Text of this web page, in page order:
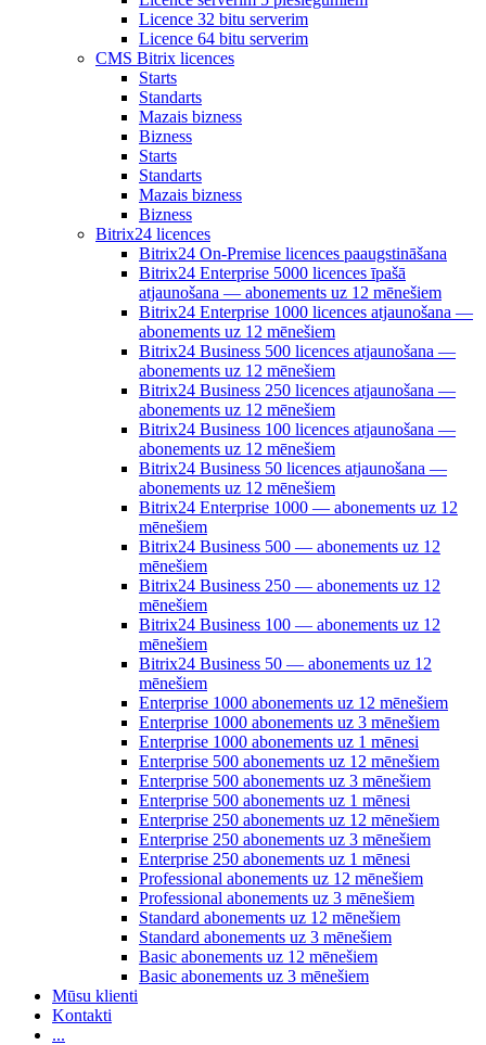
Licence 32 bitu serverim
Licence 64 bitu serverim
CMS Bitrix licences
Starts
Standarts
Mazais bizness
Bizness
Starts
Standarts
Mazais bizness
Bizness
Bitrix24 licences
Bitrix24 On-Premise licences paaugstināšana
Bitrix24 Enterprise 5000 licences īpašā
atjaunošana — abonements uz 12 mēnešiem
Bitrix24 Enterprise 1000 licences atjaunošana —
abonements uz 12 mēnešiem
Bitrix24 Business 500 licences atjaunošana —
abonements uz 12 mēnešiem
Bitrix24 Business 250 licences atjaunošana —
abonements uz 12 mēnešiem
Bitrix24 Business 100 licences atjaunošana —
abonements uz 12 mēnešiem
Bitrix24 Business 50 licences atjaunošana —
abonements uz 12 mēnešiem
Bitrix24 Enterprise 1000 — abonements uz 12
mēnešiem
Bitrix24 Business 500 — abonements uz 12
mēnešiem
Bitrix24 Business 250 — abonements uz 12
mēnešiem
Bitrix24 Business 100 — abonements uz 12
mēnešiem
Bitrix24 Business 50 — abonements uz 12
mēnešiem
Enterprise 1000 abonements uz 12 mēnešiem
Enterprise 1000 abonements uz 3 mēnešiem
Enterprise 1000 abonements uz 1 mēnesi
Enterprise 500 abonements uz 12 mēnešiem
Enterprise 500 abonements uz 3 mēnešiem
Enterprise 500 abonements uz 1 mēnesi
Enterprise 250 abonements uz 12 mēnešiem
Enterprise 250 abonements uz 3 mēnešiem
Enterprise 250 abonements uz 1 mēnesi
Professional abonements uz 12 mēnešiem
Professional abonements uz 3 mēnešiem
Standard abonements uz 12 mēnešiem
Standard abonements uz 3 mēnešiem
Basic abonements uz 12 mēnešiem
Basic abonements uz 3 mēnešiem
Mūsu klienti
Kontakti
...